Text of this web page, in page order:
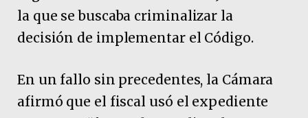
la que se buscaba criminalizar la
decisión de implementar el Código.
En un fallo sin precedentes, la Cámara
afirmó que el fiscal usó el expediente